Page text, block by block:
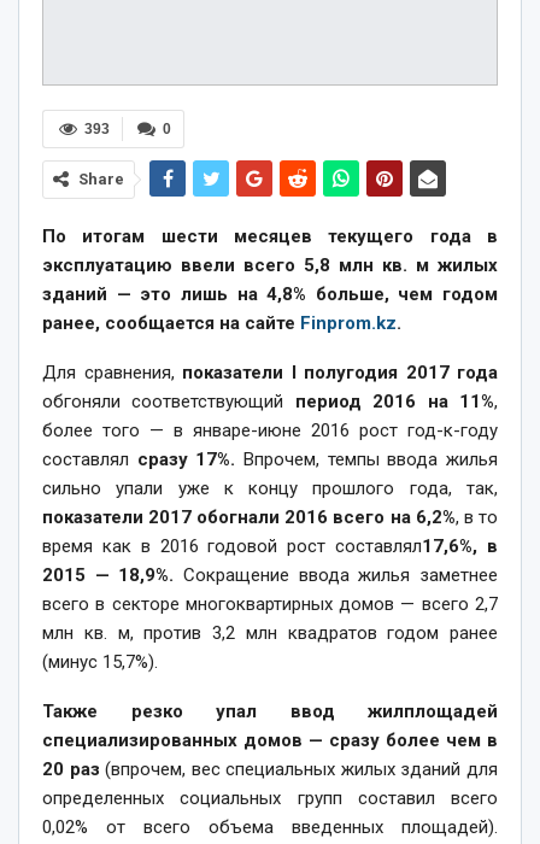
0
393
Share
По итогам шести месяцев текущего года в
эксплуатацию ввели всего 5,8 млн кв. м жилых
зданий — это лишь на 4,8% больше, чем годом
ранее, сообщается на сайте Finprom.kz.
Для сравнения, показатели I полугодия 2017 года
обгоняли соответствующий период 2016 на 11%,
более того — в январе-июне 2016 рост год-к-году
составлял сразу 17%. Впрочем, темпы ввода жилья
сильно упали уже к концу прошлого года, так,
показатели 2017 обогнали 2016 всего на 6,2%, в то
время как в 2016 годовой рост составлял17,6%, в
2015 — 18,9%. Сокращение ввода жилья заметнее
всего в секторе многоквартирных домов — всего 2,7
млн кв. м, против 3,2 млн квадратов годом ранее
(минус 15,7%).
Также резко упал ввод жилплощадей
специализированных домов — сразу более чем в
20 раз(впрочем, вес специальных жилых зданий для
определенных социальных групп составил всего
0,02% от всего объема введенных площадей).